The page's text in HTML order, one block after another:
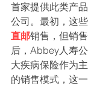
首家提供此类产
公司。最初，这
直邮销售，但销
后，Abbey人寿
大疾病保险作为
的销售模式，这